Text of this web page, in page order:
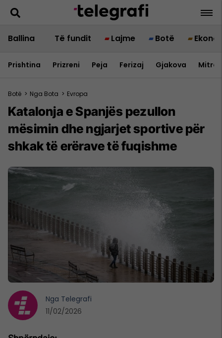
Ballina Të fundit Lajme Botë
Prishtina Prizreni Peja Ferizaj Gjakova
Botë > Nga Bota > Evropa
Katalonja e Spanjës pezullon
mësimin dhe ngjarjet sportive për
shkak të erërave të fuqishme
Nga Telegrafi
11/02/2026